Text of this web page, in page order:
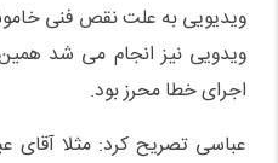
ویدیویی به علت نقص فنی
ویدویی نیز انجام می شد
اجرای خطا محرز بود.
عباسی تصریح کرد: مثلا آقای